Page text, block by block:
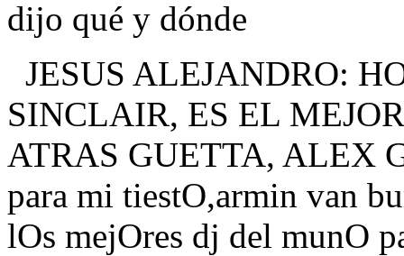
dijo qué y dónde
JESUS ALEJANDRO :
SINCLAIR, ES EL
ATRAS GUETTA, ALEX
para mi tiestO,armin van
lOs mejOres dj del munO